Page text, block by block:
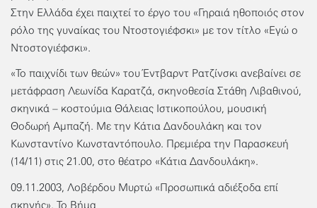
Στην Ελλάδα έχει παιχτεί το έργο του «Γηραιά ηθοποιός στον
ρόλο της γυναίκας του Ντοστογιέφσκι» με τον τίτλο «Εγώ ο
Ντοστογιέφσκι».
«Το παιχνίδι των θεών» του Έντβαρντ Ρατζίνσκι ανεβαίνει σε
μετάφραση Λεωνίδα Καρατζά, σκηνοθεσία Στάθη Λιβαθινού,
σκηνικά – κοστούμια Θάλειας Ιστικοπούλου, μουσική
Θοδωρή Αμπαζή. Με την Κάτια Δανδουλάκη και τον
Κωνσταντίνο Κωνσταντόπουλο. Πρεμιέρα την Παρασκευή
(14/11) στις 21.00, στο θέατρο «Κάτια Δανδουλάκη».
09.11.2003, Λοβέρδου Μυρτώ «Προσωπικά αδιέξοδα επί
σκηνής», Το Βήμα